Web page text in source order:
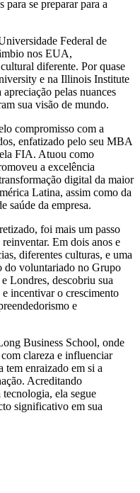
para se preparar para a
Federal de
nos EUA,
diferente. Por quase
e na Illinois Institute
pelas nuances
sua visão de mundo.
compromisso com a
enfatizado pelo seu MBA
FIA. Atuou como
a excelência
digital da maior
Latina, assim como da
saúde da empresa.
foi mais um passo
Em dois anos e
diferentes culturas, e uma
do voluntariado no Grupo
Londres, descobriu sua
incentivar o crescimento
e
Business School, onde
clareza e influenciar
tem enraizado em si a
Acreditando
ela segue
significativo em sua